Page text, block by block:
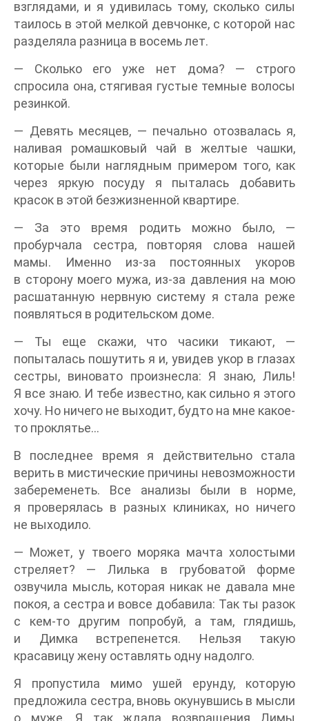
взглядами, и я удивилась тому, сколько силы
таилось в этой мелкой девчонке, с которой нас
разделяла разница в восемь лет.
— Сколько его уже нет дома? — строго
спросила она, стягивая густые темные волосы
резинкой.
— Девять месяцев, — печально отозвалась я,
наливая ромашковый чай в желтые чашки,
которые были наглядным примером того, как
через яркую посуду я пыталась добавить
красок в этой безжизненной квартире.
— За это время родить можно было, —
пробурчала сестра, повторяя слова нашей
мамы. Именно из-за постоянных укоров
в сторону моего мужа, из-за давления на мою
расшатанную нервную систему я стала реже
появляться в родительском доме.
— Ты еще скажи, что часики тикают, —
попыталась пошутить я и, увидев укор в глазах
сестры, виновато произнесла: Я знаю, Лиль!
Я все знаю. И тебе известно, как сильно я этого
хочу. Но ничего не выходит, будто на мне какое-
то проклятье…
В последнее время я действительно стала
верить в мистические причины невозможности
забеременеть. Все анализы были в норме,
я проверялась в разных клиниках, но ничего
не выходило.
— Может, у твоего моряка мачта холостыми
стреляет? — Лилька в грубоватой форме
озвучила мысль, которая никак не давала мне
покоя, а сестра и вовсе добавила: Так ты разок
с кем-то другим попробуй, а там, глядишь,
и Димка встрепенется. Нельзя такую
красавицу жену оставлять одну надолго.
Я пропустила мимо ушей ерунду, которую
предложила сестра, вновь окунувшись в мысли
о муже. Я так ждала возвращения Димы